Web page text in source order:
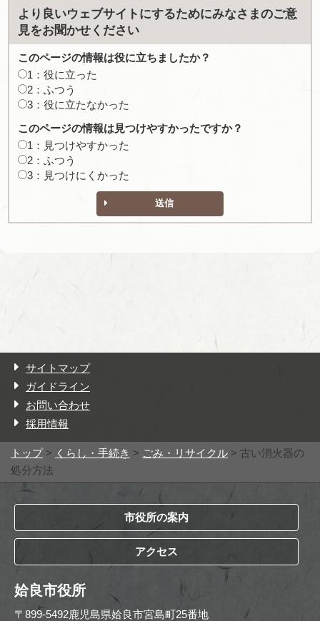
より良いウェブサイトにするためにみなさまのご意
見をお聞かせください
このページの情報は役に立ちましたか？
1：役に立った
2：ふつう
3：役に立たなかった
このページの情報は見つけやすかったですか？
1：見つけやすかった
2：ふつう
3：見つけにくかった
送信
サイトマップ
ガイドライン
お問い合わせ
採用情報
トップ> くらし・手続き > ごみ・リサイクル > 古い消火器の
処分方法
市役所の案内
アクセス
姶良市役所
〒899-5492鹿児島県姶良市宮島町25番地